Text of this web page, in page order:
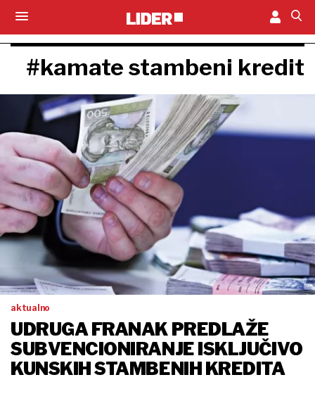
#kamate stambeni kredit
aktualno
UDRUGA FRANAK PREDLAŽE
SUBVENCIONIRANJE ISKLJUČIVO
KUNSKIH STAMBENIH KREDITA